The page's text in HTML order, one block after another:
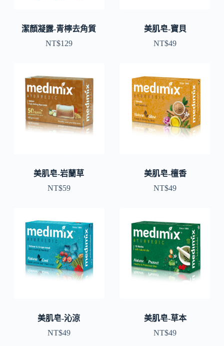
潔顏凝露-青檸去角質
NT$129
美肌皂-寶貝
NT$49
美肌皂-岩蘭草
NT$59
美肌皂-檀香
NT$49
美肌皂-沁涼
NT$49
美肌皂-草本
NT$49